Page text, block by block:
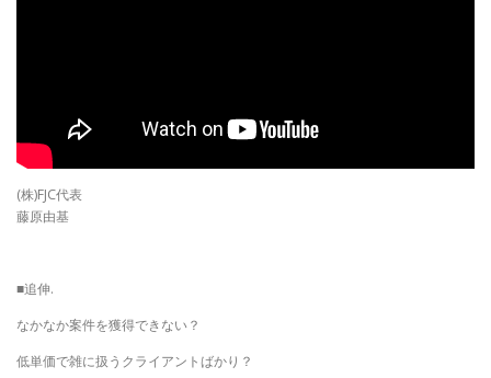
(株)FJC代表
藤原由基
■追伸.
なかなか案件を獲得できない？
低単価で雑に扱うクライアントばかり？